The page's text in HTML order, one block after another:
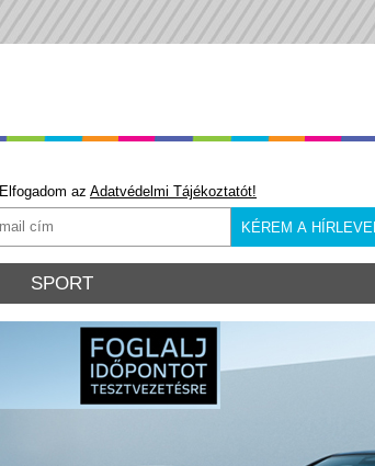
Elfogadom az Adatvédelmi Tájékoztatót!
SPORT